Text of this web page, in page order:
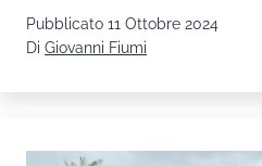
da
Basso
il
Pubblicato 11 Ottobre 2024
Di Giovanni Fiumi